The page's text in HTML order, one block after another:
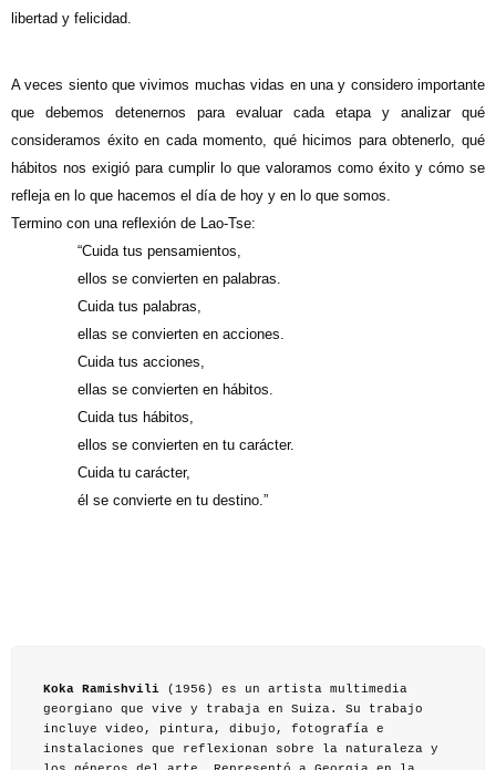
libertad y felicidad.
A veces siento que vivimos muchas vidas en una y considero importante
que debemos detenernos para evaluar cada etapa y analizar qué
consideramos éxito en cada momento, qué hicimos para obtenerlo, qué
hábitos nos exigió para cumplir lo que valoramos como éxito y cómo se
refleja en lo que hacemos el día de hoy y en lo que somos.
Termino con una reflexión de Lao-Tse:
“Cuida tus pensamientos,
ellos se convierten en palabras.
Cuida tus palabras,
ellas se convierten en acciones.
Cuida tus acciones,
ellas se convierten en hábitos.
Cuida tus hábitos,
ellos se convierten en tu carácter.
Cuida tu carácter,
él se convierte en tu destino.”
Koka Ramishvili (1956) es un artista multimedia
georgiano que vive y trabaja en Suiza. Su trabajo
incluye video, pintura, dibujo, fotografía e
instalaciones que reflexionan sobre la naturaleza y